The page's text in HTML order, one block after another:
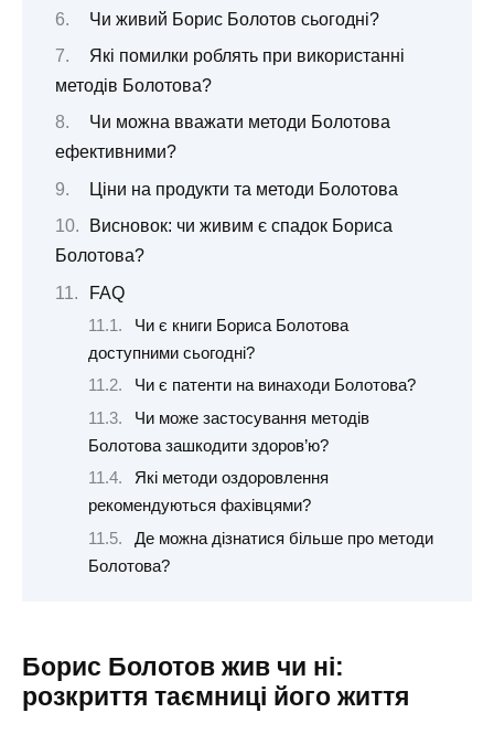
Чи живий Борис Болотов сьогодні?
Які помилки роблять при використанні
методів Болотова?
Чи можна вважати методи Болотова
ефективними?
Ціни на продукти та методи Болотова
Висновок: чи живим є спадок Бориса
Болотова?
FAQ
Чи є книги Бориса Болотова
доступними сьогодні?
Чи є патенти на винаходи Болотова?
Чи може застосування методів
Болотова зашкодити здоров’ю?
Які методи оздоровлення
рекомендуються фахівцями?
Де можна дізнатися більше про методи
Болотова?
Борис Болотов жив чи ні:
розкриття таємниці його життя